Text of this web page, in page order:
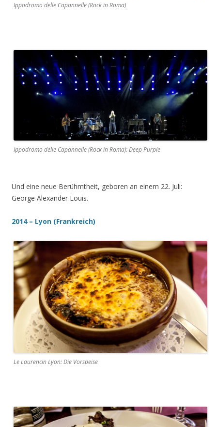
Ippodromo delle Capannelle (Rock in Roma)
Ippodromo delle Capannelle (Rock in Roma): Deep Purple
Und eine neue Berühmtheit, geboren an einem 22. Juli:
George Alexander Louis.
2014 – Lyon (Frankreich)
Le Laurencin Lyon: Die Vorspeise